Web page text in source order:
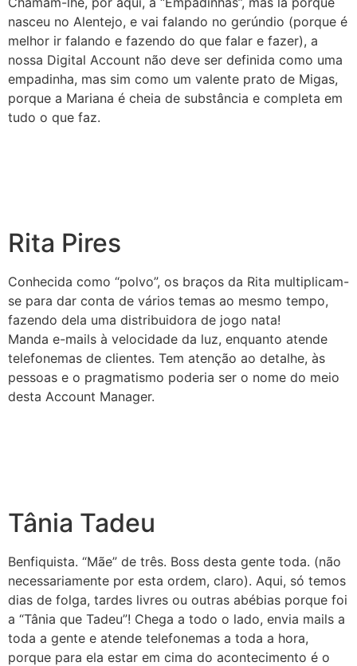
nasceu no Alentejo, e vai falando no gerúndio (porque é
melhor ir falando e fazendo do que falar e fazer), a
nossa Digital Account não deve ser definida como uma
empadinha, mas sim como um valente prato de Migas,
porque a Mariana é cheia de substância e completa em
tudo o que faz.
Rita Pires
Conhecida como “polvo”, os braços da Rita multiplicam-
se para dar conta de vários temas ao mesmo tempo,
fazendo dela uma distribuidora de jogo nata!
Manda e-mails à velocidade da luz, enquanto atende
telefonemas de clientes. Tem atenção ao detalhe, às
pessoas e o pragmatismo poderia ser o nome do meio
desta Account Manager.
Tânia Tadeu
Benfiquista. “Mãe” de três. Boss desta gente toda. (não
necessariamente por esta ordem, claro). Aqui, só temos
dias de folga, tardes livres ou outras abébias porque foi
a “Tânia que Tadeu”! Chega a todo o lado, envia mails a
toda a gente e atende telefonemas a toda a hora,
porque para ela estar em cima do acontecimento é o